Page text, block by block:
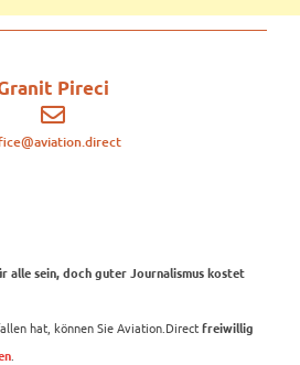
Pireci
alle sein, doch guter Journalismus kostet
hat, können Sie Aviation.Direct freiwillig